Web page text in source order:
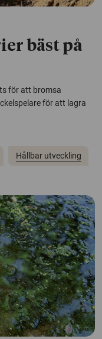
bäst på
för att bromsa
för att lagra
Hållbar utveckling